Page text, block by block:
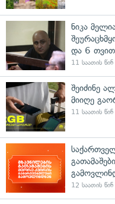
ნიკა
და 6 თვით
11 საათის წინ
შეიძინე
მიიღე
11 საათის წინ
12 საათის წინ